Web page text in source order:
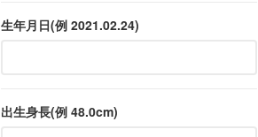
生年月日(例 2021.02.24)
出生身長(例 48.0cm)